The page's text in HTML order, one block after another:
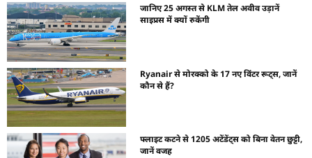
जानिए 25 अगस्त से KLM तेल अवीव उड़ानें
साइप्रस में क्यों रुकेंगी
Ryanair से मोरक्को के 17 नए विंटर रूट्स, जानें
कौन से हैं?
फ्लाइट कटने से 1205 अटेंडेंट्स को बिना वेतन छुट्टी,
जानें वजह